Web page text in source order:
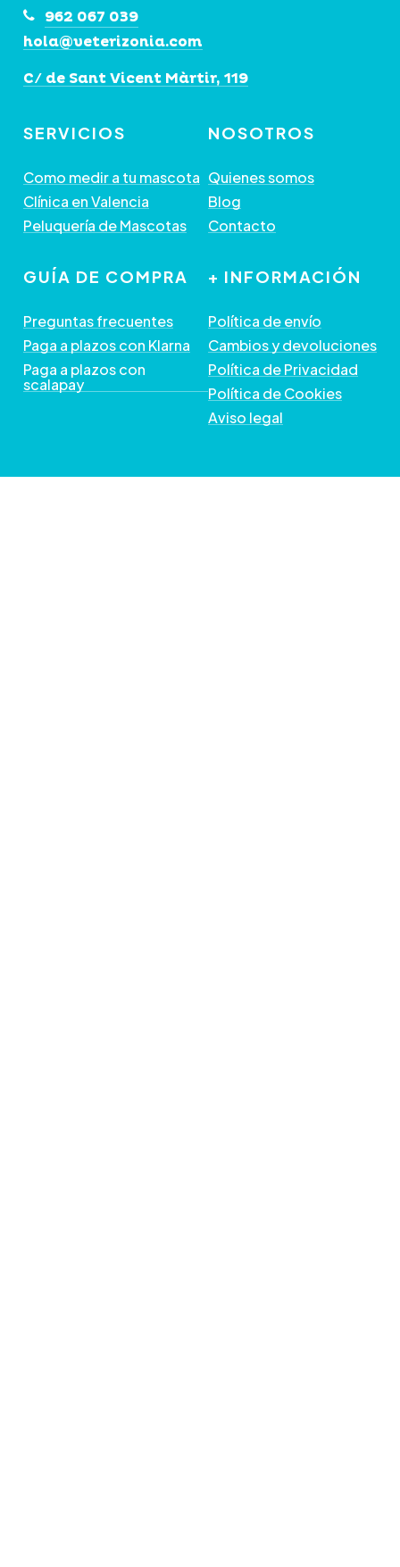
962 067 039
hola@veterizonia.com
C/ de Sant Vicent Màrtir, 119
SERVICIOS
Como medir a tu mascota
Clínica en Valencia
Peluquería de Mascotas
NOSOTROS
Quienes somos
Blog
Contacto
GUÍA DE COMPRA
Preguntas frecuentes
Paga a plazos con Klarna
Paga a plazos con
scalapay
+ INFORMACIÓN
Política de envío
Cambios y devoluciones
Política de Privacidad
Política de Cookies
Aviso legal